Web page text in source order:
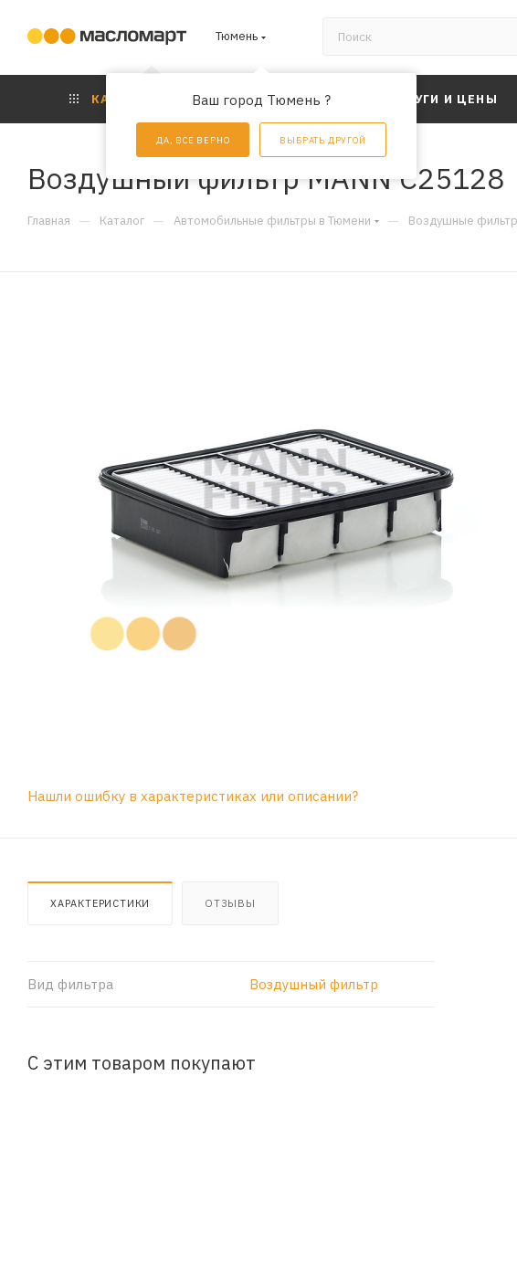
Тюмень
Ваш город Тюмень ?
ДА, ВСЕ ВЕРНО ВЫБРАТЬ ДРУГОЙ
КАТАЛОГ АКЦИИ УСЛУГИ И ЦЕНЫ
Воздушный фильтр MANN C25128
Главная — Каталог — Автомобильные фильтры в Тюмени — Воздушные
Нашли ошибку в характеристиках или описании?
ХАРАКТЕРИСТИКИ ОТЗЫВЫ
Вид фильтра Воздушный фильтр
С этим товаром покупают